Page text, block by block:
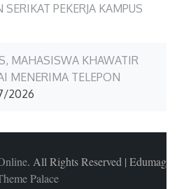
PEKERJA KAMPUS
MAHASISWA KHAWATIR
MENERIMA TELEPON
2026
. All Rights Reserved | Edumag
Palace